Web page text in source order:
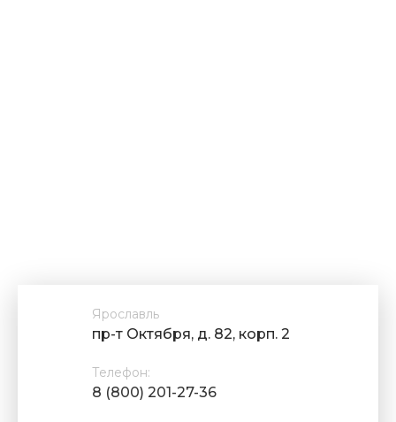
Ярославль
пр-т Октября, д. 82, корп. 2
Телефон:
8 (800) 201-27-36